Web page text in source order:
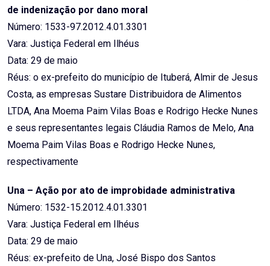
de indenização por dano moral
Número: 1533-97.2012.4.01.3301
Vara: Justiça Federal em Ilhéus
Data: 29 de maio
Réus: o ex-prefeito do município de Ituberá, Almir de Jesus
Costa, as empresas Sustare Distribuidora de Alimentos
LTDA, Ana Moema Paim Vilas Boas e Rodrigo Hecke Nunes
e seus representantes legais Cláudia Ramos de Melo, Ana
Moema Paim Vilas Boas e Rodrigo Hecke Nunes,
respectivamente
Una – Ação por ato de improbidade administrativa
Número: 1532-15.2012.4.01.3301
Vara: Justiça Federal em Ilhéus
Data: 29 de maio
Réus: ex-prefeito de Una, José Bispo dos Santos